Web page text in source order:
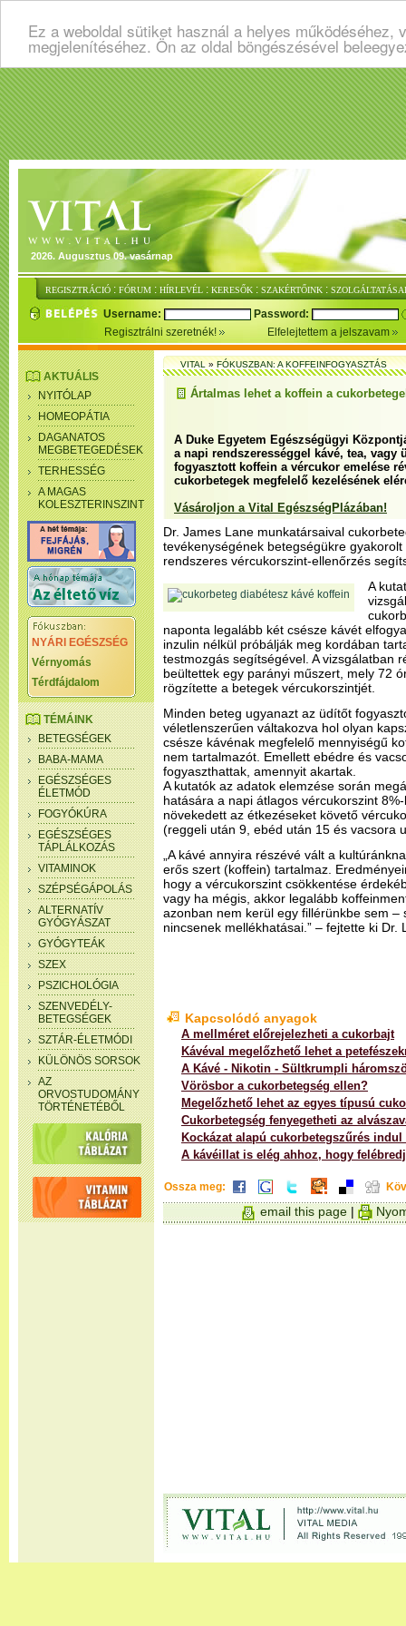
Ez a weboldal sütiket használ a helyes
megjelenítéséhez. Ön az oldal böngészésével
2026. Augusztus 09. vasárnap
REGISZTRÁCIÓ : FÓRUM : HÍRLEVÉL : KERESŐK : SZAKÉRTŐINK :
Username:
Password:
Regisztrálni szeretnék!
Elfelejtettem a jelszavam
AKTUÁLIS
NYITÓLAP
HOMEOPÁTIA
DAGANATOS
MEGBETEGEDÉSEK
TERHESSÉG
A MAGAS
KOLESZTERINSZINT
NYÁRI EGÉSZSÉG
Vérnyomás
Térdfájdalom
TÉMÁINK
BETEGSÉGEK
BABA-MAMA
EGÉSZSÉGES
ÉLETMÓD
FOGYÓKÚRA
EGÉSZSÉGES
TÁPLÁLKOZÁS
VITAMINOK
SZÉPSÉGÁPOLÁS
ALTERNATÍV
GYÓGYÁSZAT
GYÓGYTEÁK
SZEX
PSZICHOLÓGIA
SZENVEDÉLY-
BETEGSÉGEK
SZTÁR-ÉLETMÓDI
KÜLÖNÖS SORSOK
AZ
ORVOSTUDOMÁNY
TÖRTÉNETÉBŐL
VITAL»FÓKUSZBAN: A KOFFEINFOGYASZTÁS
Ártalmas lehet a koffein a
A Duke Egyetem Egészségügyi
a napi rendszerességgel kávé, tea, vagy
fogyasztott koffein a vércukor emelése
cukorbetegek megfelelő kezelésének
Vásároljon a Vital EgészségPlázában!
Dr. James Lane munkatársaival
tevékenységének betegségükre
rendszeres vércukorszint-ellenőrzés
A
naponta legalább két csésze kávét
inzulin nélkül próbálják meg kordában
testmozgás segítségével. A vizsgálatban
beültettek egy parányi műszert, mely 72
rögzítette a betegek vércukorszintjét.
Minden beteg ugyanazt az üdítőt
véletlenszerűen váltakozva hol olyan
csésze kávénak megfelelő mennyiségű
nem tartalmazót. Emellett ebédre és
fogyaszthattak, amennyit akartak.
A kutatók az adatok elemzése során
hatására a napi átlagos vércukorszint
növekedett az étkezéseket követő
(reggeli után 9, ebéd után 15 és vacsora
„A kávé annyira részévé vált a
erős szert (koffein) tartalmaz.
hogy a vércukorszint csökkentése
vagy ha mégis, akkor legalább
azonban nem kerül egy fillérünkbe sem –
nincsenek mellékhatásai.” – fejtette ki Dr.
Kapcsolódó anyagok
A mellméret előrejelezheti a cukorbajt
Kávéval megelőzhető lehet a
A Kávé - Nikotin - Sültkrumpli
Vörösbor a cukorbetegség ellen?
Megelőzhető lehet az egyes típusú
Cukorbetegség fenyegetheti az
Kockázat alapú cukorbetegszűrés
A kávéillat is elég ahhoz, hogy
Ossza meg:
email this page |